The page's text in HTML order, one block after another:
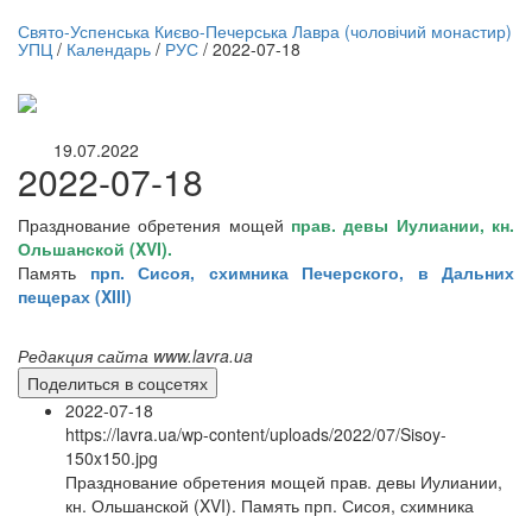
трансляция | 12 сентября
Свято-Успенська Києво-Печерська Лавра (чоловічий монастир)
УПЦ / Календарь / РУС / 2022-07-18
19.07.2022
2022-07-18
Празднование обретения мощей прав. девы Иулиании, кн.
Ольшанской (XVI).
Память прп. Сисоя, схимника Печерского, в Дальних
пещерах (XIII)
Редакция сайта www.lavra.ua
Поделиться в соцсетях
2022-07-18
https://lavra.ua/wp-content/uploads/2022/07/Sisoy-
150x150.jpg
Празднование обретения мощей прав. девы Иулиании,
кн. Ольшанской (XVI). Память прп. Сисоя, схимника